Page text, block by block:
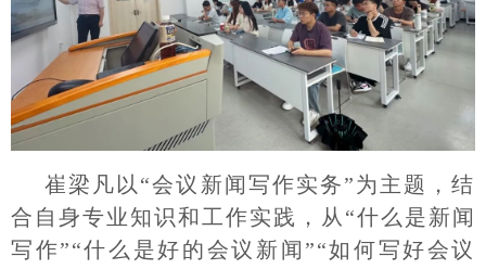
崔梁凡以“会议新闻写作实务”为主题，结
合自身专业知识和工作实践，从“什么是新闻
写作”“什么是好的会议新闻”“如何写好会议